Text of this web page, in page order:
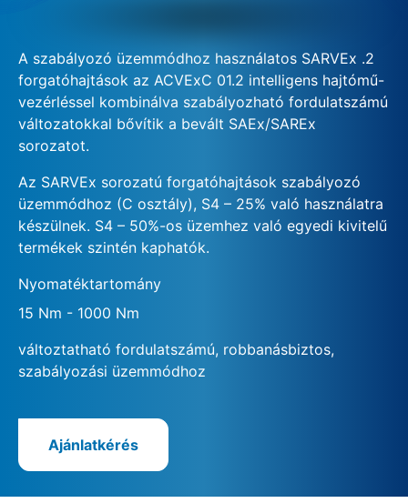
A szabályozó üzemmódhoz használatos SARVEx .2
forgatóhajtások az ACVExC 01.2 intelligens hajtómű-
vezérléssel kombinálva szabályozható fordulatszámú
változatokkal bővítik a bevált SAEx/SAREx
sorozatot.
Az SARVEx sorozatú forgatóhajtások szabályozó
üzemmódhoz (C osztály), S4 – 25% való használatra
készülnek. S4 – 50%-os üzemhez való egyedi kivitelű
termékek szintén kaphatók.
Nyomatéktartomány
15 Nm - 1000 Nm
változtatható fordulatszámú, robbanásbiztos,
szabályozási üzemmódhoz
Ajánlatkérés